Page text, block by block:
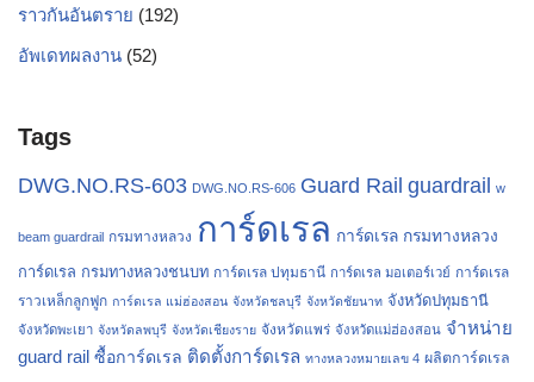
ราวกันอันตราย (192)
อัพเดทผลงาน (52)
Tags
DWG.NO.RS-603 DWG.NO.RS-606 Guard Rail guardrail w
beam guardrail กรมทางหลวง การ์ดเรล การ์ดเรล กรมทางหลวง
การ์ดเรล กรมทางหลวงชนบท การ์ดเรล ปทุมธานี การ์ดเรล มอเตอร์เวย์ การ์ดเรล
ราวเหล็กลูกฟูก การ์ดเรล แม่ฮ่องสอน จังหวัดชลบุรี จังหวัดชัยนาท จังหวัดปทุมธานี
จังหวัดพะเยา จังหวัดลพบุรี จังหวัดเชียงราย จังหวัดแพร่ จังหวัดแม่ฮ่องสอน จำหน่าย
guard rail ซื้อการ์ดเรล ติดตั้งการ์ดเรล ทางหลวงหมายเลข 4 ผลิตการ์ดเรล